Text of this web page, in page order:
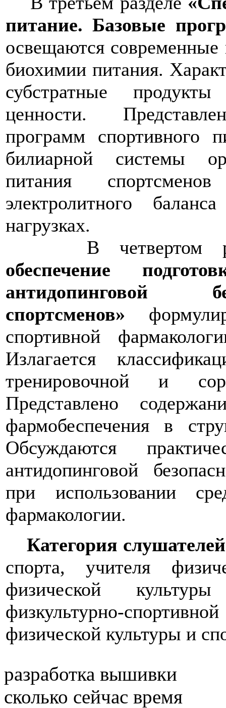
питание. Базовые
освещаются современные
биохимии питания.
субстратные
ценности.
программ спортивного
билиарной системы
питания
электролитного
нагрузках.
В четвертом
обеспечение
антидопинговой
спортсменов»
спортивной
Излагается
тренировочной и
Представлено
фармобеспечения в
Обсуждаются
антидопинговой
при использовании
фармакологии.
Категория слушателей
спорта, учителя
физической
физкультурно-
физической культуры и
разработка вышивки
сколько сейчас время